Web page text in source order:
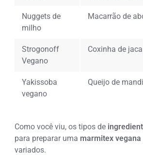
Nuggets de
milho
Macarrão de
Strogonoff
Vegano
Coxinha de jaca
Yakissoba
vegano
Queijo de
Como você viu, os tipos de
para preparar uma marmitex vegana
variados.